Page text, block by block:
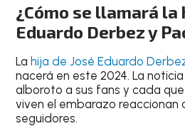
¿Cómo se llamará la
Eduardo Derbez y
Lahija de José Eduardo
nacerá en este 2024. La
alboroto a sus fans y cada
viven el embarazo reaccionan
seguidores.